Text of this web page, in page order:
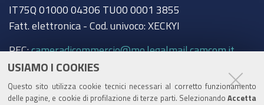
USIAMO I COOKIES
Questo sito utilizza cookie tecnici necessari al corretto funzionamento
delle pagine, e cookie di profilazione di terze parti. Selezionando Accetta
IT75Q 01000 04306 TU00 0001 3855
Fatt. elettronica - Cod. univoco: XECKYI
PEC:cameradicommercio@mo.legalmail.camcom.it
Trasparenza
Amministrazione trasparente